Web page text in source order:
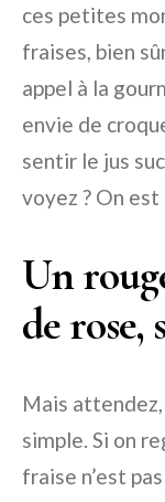
ces petites
fraises, bien
appel à la
envie de
sentir le jus
voyez ? On
Un
de rose,
Mais
simple. Si on
fraise n’est